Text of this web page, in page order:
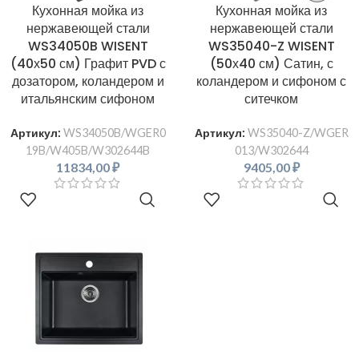
Кухонная мойка из
нержавеющей стали
WS34050B WISENT
(40х50 см) Графит PVD с
дозатором, коландером и
итальянским сифоном
Артикул: WS34050B/WGER0
19B/W405B/W302644B
11834,00₽
Кухонная мойка из
нержавеющей стали
WS35040-Z WISENT
(50х40 см) Сатин, с
коландером и сифоном с
ситечком
Артикул: WS35040-Z/WGER
013/W302644
9405,00₽